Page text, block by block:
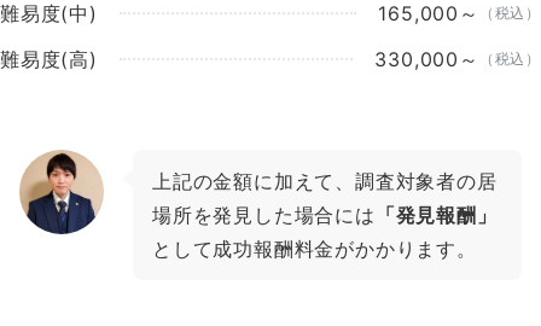
難易度(中) 165,000～ （税込）
難易度(高) 330,000～ （税込）
上記の金額に加えて、調査対象者の居
場所を発見した場合には 「発見報酬」
として成功報酬料金がかかります。